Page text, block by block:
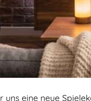
uns eine neue